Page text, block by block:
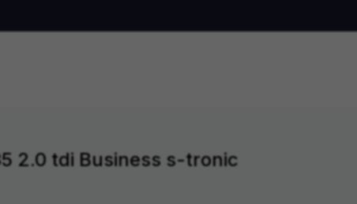
2.0 tdi Business s-tronic